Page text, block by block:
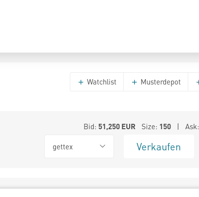
Watchlist Musterdepot
Bid: 51,250EUR Size: 150| Ask:
gettex Verkaufen